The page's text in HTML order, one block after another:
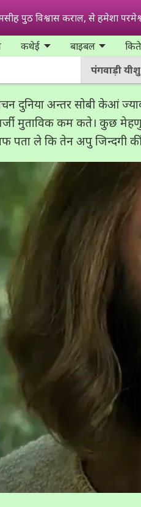
पुठ विश्वास कराल, से हमेशा
कथेई बाइबल
पंगवाड़ी
दुनिया अन्तर सोबी केआं
मुताविक कम कते। कुछ
पता ले कि तेन अपु जिन्दगी